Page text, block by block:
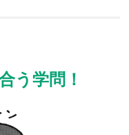
う学問！